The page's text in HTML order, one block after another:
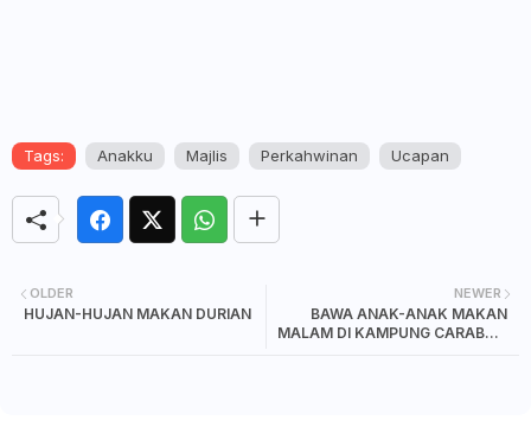
Tags: Anakku Majlis Perkahwinan Ucapan
NEWER
BAWA ANAK-ANAK MAKAN
MALAM DI KAMPUNG CARABAO
OLDER
HUJAN-HUJAN MAKAN DURIAN